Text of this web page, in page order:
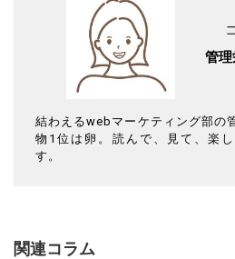
管
結わえるwebマーケティング部の
物1位は卵。読んで、見て、楽
す。
関連コラム